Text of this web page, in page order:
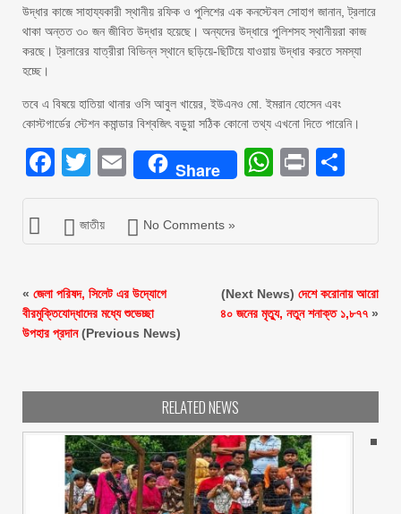
উদ্ধার কাজে সাহায্যকারী স্থানীয় রফিক ও পুলিশের এক কনস্টেবল সোহাগ জানান, ট্রলারে
থাকা অন্তত ৩০ জন জীবিত উদ্ধার হয়েছে। অন্যদের উদ্ধারে পুলিশসহ স্থানীয়রা কাজ
করছে। ট্রলারের যাত্রীরা বিভিন্ন স্থানে ছড়িয়ে-ছিটিয়ে যাওয়ায় উদ্ধার করতে সমস্যা
হচ্ছে।
তবে এ বিষয়ে হাতিয়া থানার ওসি আবুল খায়ের, ইউএনও মো. ইমরান হোসেন এবং
কোস্টগার্ডের স্টেশন কমান্ডার বিশ্বজিৎ বড়ুয়া সঠিক কোনো তথ্য এখনো দিতে পারেনি।
Facebook
Twitter
EmailShare Print
জাতীয় No Comments »
« জেলা পরিষদ, সিলেট এর উদ্যোগে
বীরমুক্তিযোদ্ধাদের মধ্যে শুভেচ্ছা
উপহার প্রদান(Previous News)
(Next News) দেশে করোনায় আরো
৪০ জনের মৃত্যু, নতুন শনাক্ত ১,৮৭৭ »
RELATED NEWS